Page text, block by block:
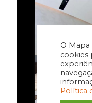
O Mapa
cookies
Política